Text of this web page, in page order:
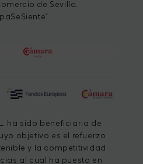
de Sevilla.
ha sido beneficiaria de
objetivo es el refuerzo
y la competitividad
al cual ha puesto en